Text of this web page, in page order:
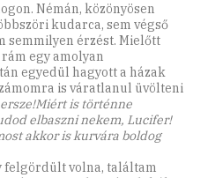
Némán, közönyösen
kudarca, sem végső
semmilyen érzést. Mielőtt
egy amolyan
egyedül hagyott a házak
is váratlanul üvölteni
is történne
elbaszni nekem, Lucifer!
akkor is kurvára boldog
felgördült volna, találtam